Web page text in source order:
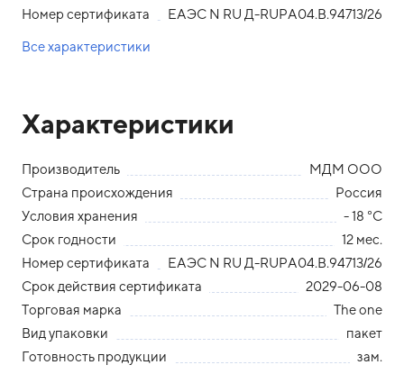
Номер сертификата
ЕАЭС N RU Д-RUPA04.В.94713/26
Все характеристики
Характеристики
Производитель
МДМ ООО
Страна происхождения
Россия
Условия хранения
- 18 °С
Срок годности
12 мес.
Номер сертификата
ЕАЭС N RU Д-RUPA04.В.94713/26
Срок действия сертификата
2029-06-08
Торговая марка
The one
Вид упаковки
пакет
Готовность продукции
зам.